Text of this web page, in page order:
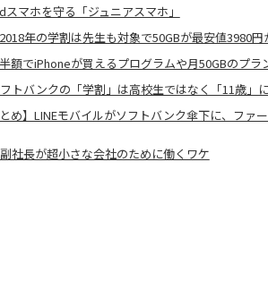
マホを守る「ジュニアスマホ」
年の学割は先生も対象で50GBが最安値3980円
額でiPhoneが買えるプログラムや月50GBのプラ
トバンクの「学割」は高校生ではなく「11歳」
とめ】LINEモバイルがソフトバンク傘下に、ファ
社長が超小さな会社のために働くワケ